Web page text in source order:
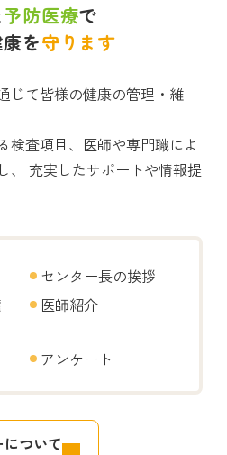
予防医療で
を守ります
じて皆様の健康の管理・維
検査項目、医師や専門職によ
充実したサポートや情報提
センター長の挨拶
医師紹介
アンケート
ついて